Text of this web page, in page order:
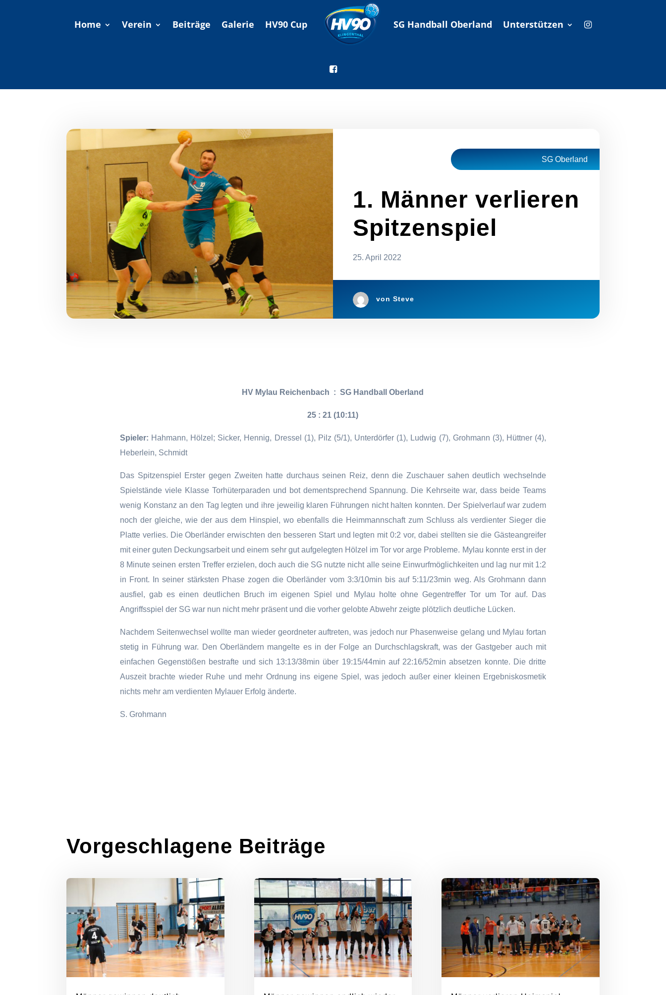
Home Verein Beiträge Galerie HV90 Cup SG Handball Oberland Unterstützen
SG Oberland
1. Männer verlieren
Spitzenspiel
25. April 2022
vonSteve
HV Mylau Reichenbach : SG Handball Oberland
25 : 21 (10:11)
Spieler: Hahmann, Hölzel; Sicker, Hennig, Dressel (1), Pilz (5/1), Unterdörfer (1), Ludwig (7), Grohmann (3), Hüttner (4),
Heberlein, Schmidt
Das Spitzenspiel Erster gegen Zweiten hatte durchaus seinen Reiz, denn die Zuschauer sahen deutlich wechselnde
Spielstände viele Klasse Torhüterparaden und bot dementsprechend Spannung. Die Kehrseite war, dass beide Teams
wenig Konstanz an den Tag legten und ihre jeweilig klaren Führungen nicht halten konnten. Der Spielverlauf war zudem
noch der gleiche, wie der aus dem Hinspiel, wo ebenfalls die Heimmannschaft zum Schluss als verdienter Sieger die
Platte verlies. Die Oberländer erwischten den besseren Start und legten mit 0:2 vor, dabei stellten sie die Gästeangreifer
mit einer guten Deckungsarbeit und einem sehr gut aufgelegten Hölzel im Tor vor arge Probleme. Mylau konnte erst in der
8 Minute seinen ersten Treffer erzielen, doch auch die SG nutzte nicht alle seine Einwurfmöglichkeiten und lag nur mit 1:2
in Front. In seiner stärksten Phase zogen die Oberländer vom 3:3/10min bis auf 5:11/23min weg. Als Grohmann dann
ausfiel, gab es einen deutlichen Bruch im eigenen Spiel und Mylau holte ohne Gegentreffer Tor um Tor auf. Das
Angriffsspiel der SG war nun nicht mehr präsent und die vorher gelobte Abwehr zeigte plötzlich deutliche Lücken.
Nachdem Seitenwechsel wollte man wieder geordneter auftreten, was jedoch nur Phasenweise gelang und Mylau fortan
stetig in Führung war. Den Oberländern mangelte es in der Folge an Durchschlagskraft, was der Gastgeber auch mit
einfachen Gegenstößen bestrafte und sich 13:13/38min über 19:15/44min auf 22:16/52min absetzen konnte. Die dritte
Auszeit brachte wieder Ruhe und mehr Ordnung ins eigene Spiel, was jedoch außer einer kleinen Ergebniskosmetik
nichts mehr am verdienten Mylauer Erfolg änderte.
S. Grohmann
Vorgeschlagene Beiträge